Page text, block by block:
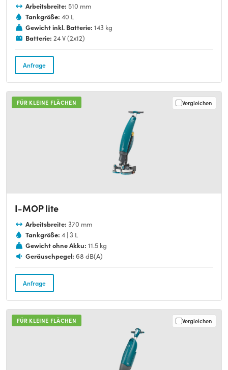
Arbeitsbreite: 510 mm
Tankgröße: 40 L
Gewicht inkl. Batterie: 143 kg
Batterie: 24 V (2x12)
Anfrage
FÜR KLEINE FLÄCHEN Vergleichen
I-MOP lite
Arbeitsbreite: 370 mm
Tankgröße: 4 | 3 L
Gewicht ohne Akku: 11.5 kg
Geräuschpegel: 68 dB(A)
Anfrage
FÜR KLEINE FLÄCHEN Vergleichen